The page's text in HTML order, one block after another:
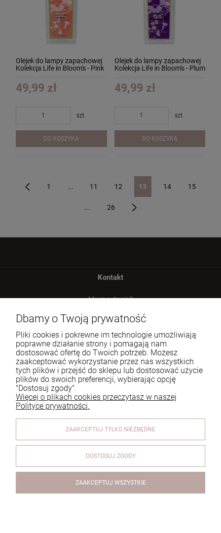
Olejek do lampy zapachowej
Kolekcja Life in Bloom's - Pink
49,99 zł
szt.
DO KOSZYKA
Olejek do lampy zapachowej
Kolekcja Life in Bloom's - Plum
250ml
49,99 zł
szt.
DO KOSZYKA
1 ... 11 12 13 14 15
... 26
Kontakt
Masz pytania?
E-mail: zamowienia@homeperfume.pl
Pomoc
Reklamacje i zwroty
O firmie
Dbamy o Twoją prywatność
Pliki cookies i pokrewne im technologie umożliwiają
poprawne działanie strony i pomagają nam
dostosować ofertę do Twoich potrzeb. Możesz
zaakceptować wykorzystanie przez nas wszystkich
tych plików i przejść do sklepu lub dostosować użycie
plików do swoich preferencji, wybierając opcję
"Dostosuj zgody".
Więcej o plikach cookies przeczytasz w naszej
Polityce prywatności.
ZAAKCEPTUJ TYLKO NIEZBĘDNE
DOSTOSUJ ZGODY
ZAAKCEPTUJ WSZYSTKIE